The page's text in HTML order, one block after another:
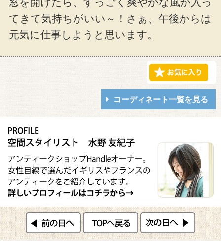
てきて気持ちがいい～！さぁ、午後からは
元気に仕事しようと思います。
コーディネート一覧を見る